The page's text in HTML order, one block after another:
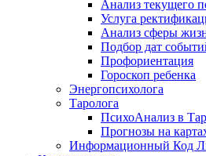
Анализ текущего
Услуга
Анализ сферы
Подбор дат
Профориентация
Гороскоп ребенка
Энергопсихолога
Таролога
ПсихоАнализ в
Прогнозы на
Информационный Код